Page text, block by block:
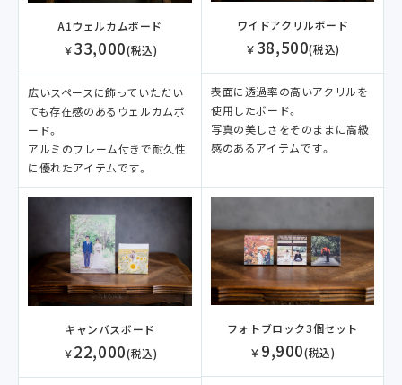
A1ウェルカムボード
￥33,000(税込)
広いスペースに飾っていただい
ても存在感のあるウェルカムボ
ード。
アルミのフレーム付きで耐久性
に優れたアイテムです。
ワイドアクリルボード
￥ 38,500(税込)
表面に透過率の高いアクリルを
使用したボード。
写真の美しさをそのままに高級
感のあるアイテムです。
キャンバスボード
￥22,000(税込)
フォトブロック3個セット
￥ 9,900(税込)